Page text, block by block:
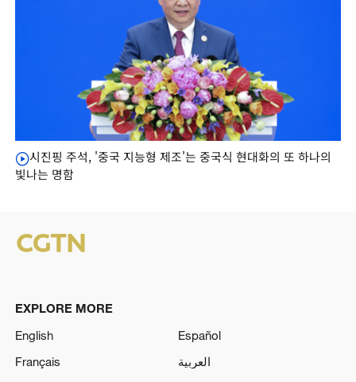
시진핑 주석, '중국 지능형 제조'는 중국식 현대화의 또 하나의
빛나는 명함
EXPLORE MORE
English
Español
Français
العربية